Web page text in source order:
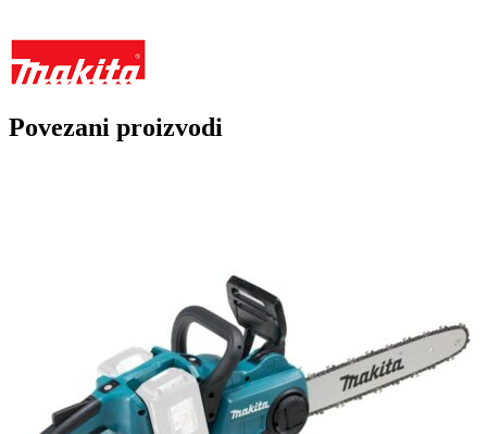
Povezani proizvodi